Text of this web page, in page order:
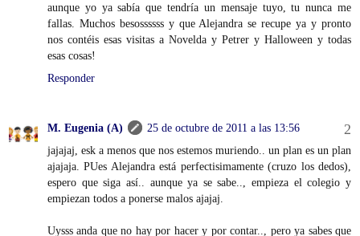
aunque yo ya sabía que tendría un mensaje tuyo, tu nunca me
fallas. Muchos besossssss y que Alejandra se recupe ya y pronto
nos contéis esas visitas a Novelda y Petrer y Halloween y todas
esas cosas!
Responder
M. Eugenia (A)
25 de octubre de 2011 a las 13:56
jajajaj, esk a menos que nos estemos muriendo.. un plan es un plan
ajajaja. PUes Alejandra está perfectisimamente (cruzo los dedos),
espero que siga así.. aunque ya se sabe.., empieza el colegio y
empiezan todos a ponerse malos ajajaj.
Uysss anda que no hay por hacer y por contar.., pero ya sabes que